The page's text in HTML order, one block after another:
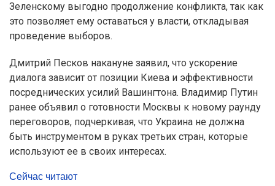
Зеленскому выгодно продолжение конфликта, так как
это позволяет ему оставаться у власти, откладывая
проведение выборов.
Дмитрий Песков накануне заявил, что ускорение
диалога зависит от позиции Киева и эффективности
посреднических усилий Вашингтона. Владимир Путин
ранее объявил о готовности Москвы к новому раунду
переговоров, подчеркивая, что Украина не должна
быть инструментом в руках третьих стран, которые
используют ее в своих интересах.
Сейчас читают